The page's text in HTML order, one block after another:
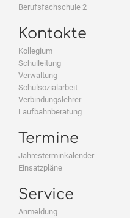
Berufsfachschule 2
Kontakte
Kollegium
Schulleitung
Verwaltung
Schulsozialarbeit
Verbindungslehrer
Laufbahnberatung
Termine
Jahresterminkalender
Einsatzpläne
Service
Anmeldung